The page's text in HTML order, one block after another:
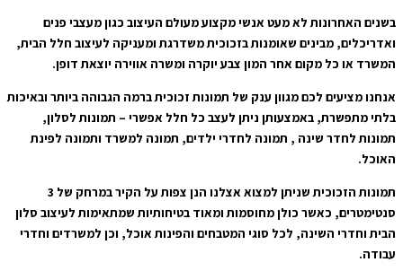
בשנים האחרונות לא מעט אנשי מקצוע מעולם העיצוב כגון מעצבי פנים
ואדריכלים, מבינים שאומנות בזכוכית משדרגת ומעניקה לעיצוב חלל הבית,
המשרד או כל מקום אחר המון צבע יוקרה ומשרה אווירה יוצאת דופן.
אנחנו מציעים לכם מגוון ענק של תמונות זכוכית ברמה הגבוהה ביותר ובאיכות
בלתי מתפשרת, באמצעותן ניתן לעצב כל חלל אפשרי – תמונות לסלון,
תמונות לחדר שינה , תמונה לחדרי ילדים, תמונה למשרד ותמונה לפינת
האוכל.
תמונות הזכוכית שניתן למצוא אצלנו הנן צפות על הקיר במרחק של 3
סנטימטרים, כאשר כולן מחוסמות ומאוד בטיחותיות שמתאימות לעיצוב סלון
הבית וחדרי השינה, לכל סוגי המטבחים והפינות אוכל, וכן למשרדים וחדרי
עבודה.